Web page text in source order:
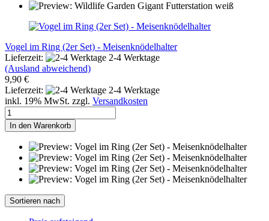
Vogel im Ring (2er Set) - Meisenknödelhalter
Lieferzeit:
2-4 Werktage
(Ausland abweichend)
9,90 €
Lieferzeit:
2-4 Werktage
inkl. 19% MwSt. zzgl. Versandkosten
In den Warenkorb
Sortieren nach